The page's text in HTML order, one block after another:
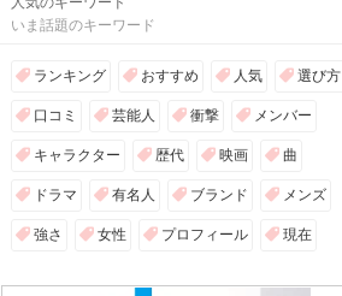
いま話題のキーワード
ランキング おすすめ 人気 選び方
口コミ 芸能人 衝撃 メンバー
キャラクター 歴代 映画 曲
ドラマ 有名人 ブランド メンズ
強さ 女性 プロフィール 現在